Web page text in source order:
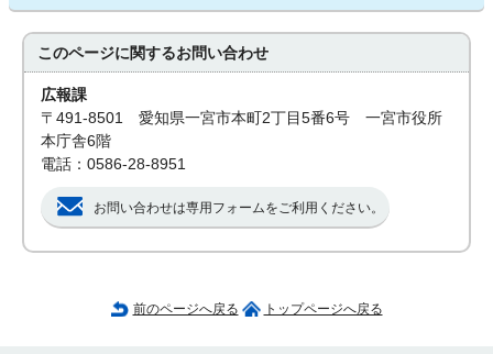
このページに関するお問い合わせ
広報課
〒491-8501 愛知県一宮市本町2丁目5番6号 一宮市役所
本庁舎6階
電話：0586-28-8951
お問い合わせは専用フォームをご利用ください。
前のページへ戻る トップページへ戻る